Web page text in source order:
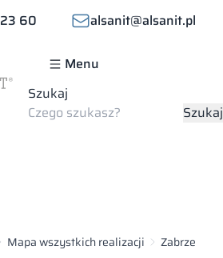
60 alsanit@alsanit.pl
Menu
Szukaj
Szukaj
Mapa wszystkich realizacji Zabrze